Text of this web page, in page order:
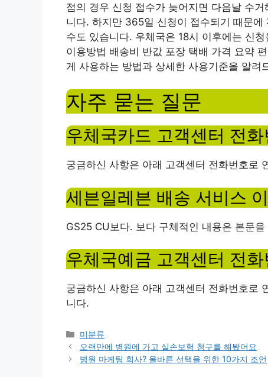
점의 경우 신청 접수가 늦어지면 다음날 수
니다. 하지만 365일 신청이 접수되기 때문
수도 있습니다. 우체국은 18시 이후에는 신
이용방법 배송비 반값 포장 택배 가격 요약
게 사용하는 방법과 상세한 사용기준을 알려
자주 묻는 질문
우체국카드 고객센터 전화
궁금하신 사항은 아래 고객센터 전화번호로
세븐일레븐 배송 서비스
GS25 CU보다. 보다 구체적인 내용은 본문
우체국예금 고객센터 전화
궁금하신 사항은 아래 고객센터 전화번호로
니다.
Categories
미분류
오랜만에 병원에 가고 실손보험 청구를 해봤어요
병원 마케팅 회사? 올바른 선택을 위한 10가지 조언